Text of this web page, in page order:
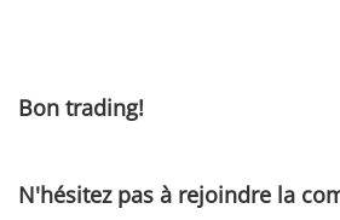
Bon trading!
N'hésitez pas à rejoindre la